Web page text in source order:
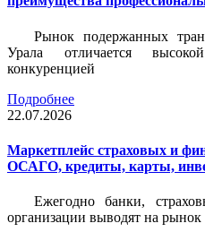
Рынок подержанных
Урала отличается
конкуренцией
Подробнее
22.07.2026
Маркетплейс страховых и
ОСАГО, кредиты, карты,
Ежегодно банки,
организации выводят на